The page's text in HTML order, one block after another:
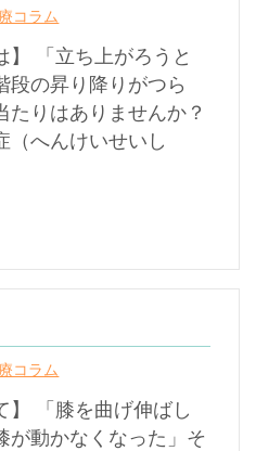
コラム
】 「立ち上がろうと
段の昇り降りがつら
たりはありませんか？
（へんけいせいし
コラム
】 「膝を曲げ伸ばし
が動かなくなった」そ